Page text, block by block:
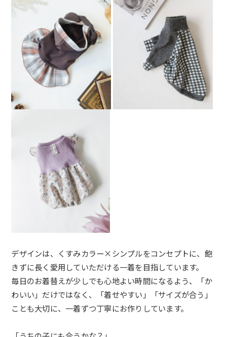
デザインは、くすみカラー×シンプルをコンセプトに、飽
きずに長く愛用していただける一着を目指しています。
毎日のお着替えが少しでも心地よい時間になるよう、「か
わいい」だけではなく、「着せやすい」「サイズが合う」
ことも大切に、一着ずつ丁寧にお作りしています。